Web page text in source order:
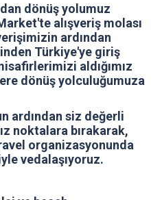
dönüş yolumuz
alışveriş molası
ardından
Türkiye'ye giriş
aldığımız
dönüş yolculuğumuza
ardından siz değerli
noktalara bırakarak,
organizasyonunda
vedalaşıyoruz.